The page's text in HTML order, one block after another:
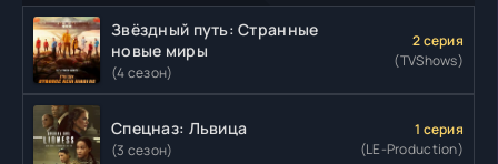
Звёздный путь: Странные
новые миры
(4 сезон)
2 серия
(TVShows)
Спецназ: Львица
(3 сезон)
1 серия
(LE-Production)